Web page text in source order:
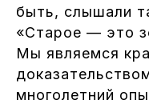
быть, слышали
«Старое — это
Мы являемся
многолетний